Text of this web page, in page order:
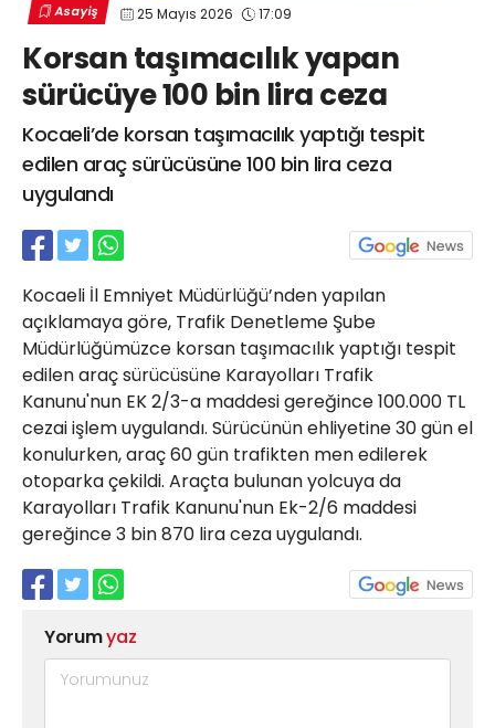
Asayiş 25 Mayıs 2026 17:09
Korsan taşımacılık yapan
sürücüye 100 bin lira ceza
Kocaeli’de korsan taşımacılık yaptığı tespit
edilen araç sürücüsüne 100 bin lira ceza
uygulandı
Kocaeli İl Emniyet Müdürlüğü’nden yapılan
açıklamaya göre, Trafik Denetleme Şube
Müdürlüğümüzce korsan taşımacılık yaptığı tespit
edilen araç sürücüsüne Karayolları Trafik
Kanunu'nun EK 2/3-a maddesi gereğince 100.000 TL
cezai işlem uygulandı. Sürücünün ehliyetine 30 gün el
konulurken, araç 60 gün trafikten men edilerek
otoparka çekildi. Araçta bulunan yolcuya da
Karayolları Trafik Kanunu'nun Ek-2/6 maddesi
gereğince 3 bin 870 lira ceza uygulandı.
Yorumyaz
Sağlık
Teknoloji
Eğitim
Web TV Galeri Yazarlar
Merkez Mah. Preveze Cad. Bina
No: 2 Cengiz Çakıroğlu İş Merkezi No:
21 Gölcük